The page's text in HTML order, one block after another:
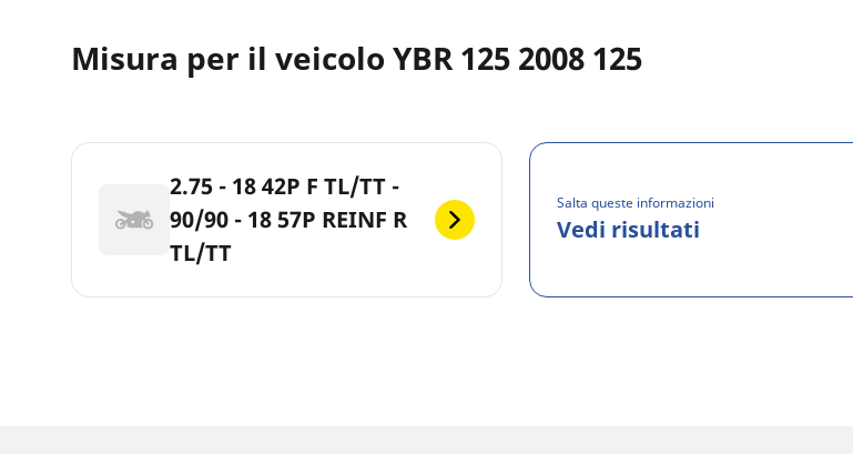
Misura per il veicolo YBR 125 2008 125
2.75 - 18 42P F TL/TT -
90/90 - 18 57P REINF R
TL/TT
Salta queste informazioni
Vedi risultati